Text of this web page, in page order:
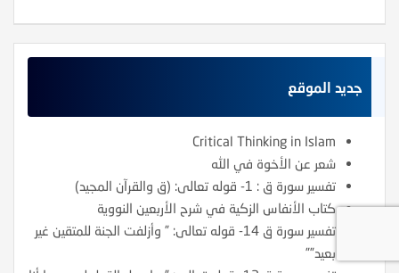
جديد الموقع
Critical Thinking in Islam
شعر عن الأخوة في الله
تفسير سورة ق : 1- قوله تعالى: (ق والقرآن المجيد)
كتاب الأنفاس الزكية في شرح الأربعين النووية
تفسير سورة ق 14- قوله تعالى: ” وأزلفت الجنة للمتقين غير
بعيد””